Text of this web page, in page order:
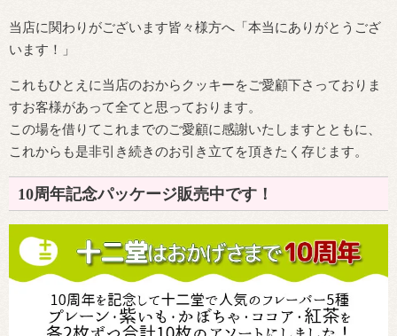
当店に関わりがございます皆々様方へ「本当にありがとうござ
います！」
これもひとえに当店のおからクッキーをご愛顧下さっておりま
すお客様があって全てと思っております。
この場を借りてこれまでのご愛顧に感謝いたしますとともに、
これからも是非引き続きのお引き立てを頂きたく存じます。
10周年記念パッケージ販売中です！